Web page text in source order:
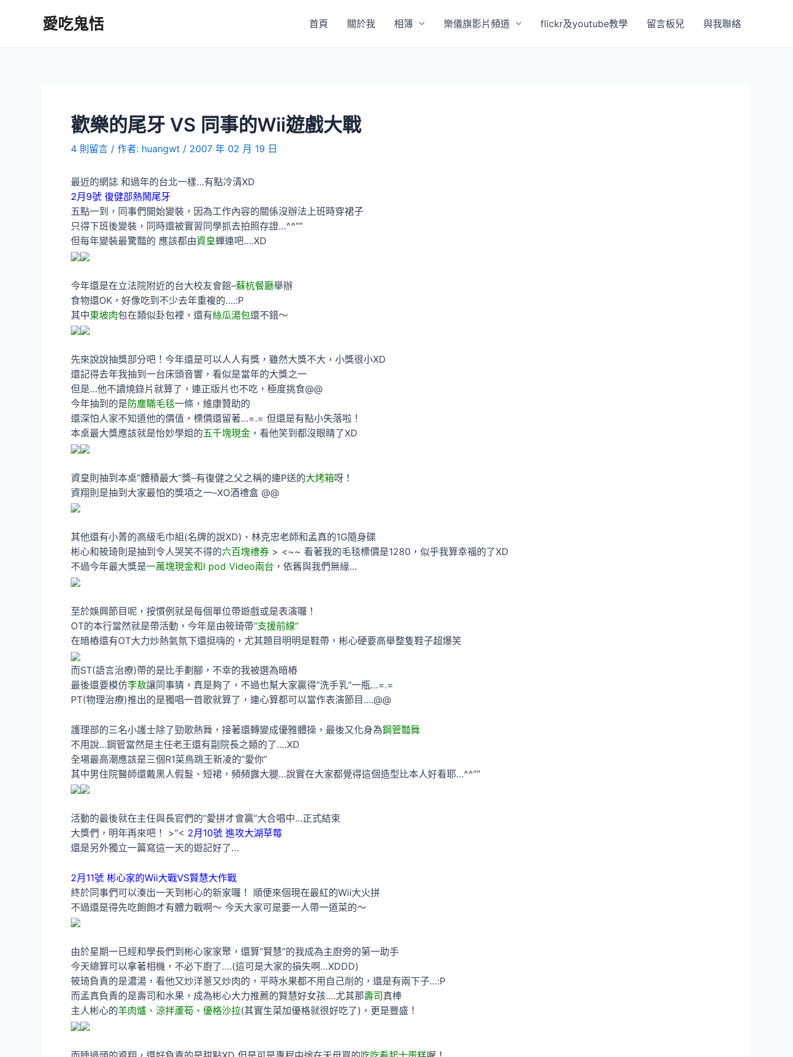
愛吃鬼恬 首頁 關於我 相簿 樂儀旗影片頻道 flickr及youtube教學 留言板兒 與我聯絡
歡樂的尾牙 VS 同事的Wii遊戲大戰
4 則留言 / 作者: huangwt / 2007 年 02 月 19 日
最近的網誌 和過年的台北一樣…有點冷清XD
2月9號 復健部熱鬧尾牙
五點一到，同事們開始變裝，因為工作內容的關係沒辦法上班時穿裙子
只得下班後變裝，同時還被實習同學抓去拍照存證…^^””
但每年變裝最驚豔的 應該都由資皇蟬連吧….XD
今年還是在立法院附近的台大校友會館–蘇杭餐廳舉辦
食物還OK，好像吃到不少去年重複的….:P
其中東坡肉包在類似卦包裡，還有絲瓜湯包還不錯～
先來說說抽獎部分吧！今年還是可以人人有獎，雖然大獎不大，小獎很小XD
還記得去年我抽到一台床頭音響，看似是當年的大獎之一
但是…他不讀燒錄片就算了，連正版片也不吃，極度挑食@@
今年抽到的是防塵瞞毛毯一條，維康贊助的
還深怕人家不知道他的價值，標價還留著…=.= 但還是有點小失落啦！
本桌最大獎應該就是怡妙學姐的五千塊現金 ，看他笑到都沒眼睛了XD
資皇則抽到本桌”體積最大”獎–有復健之父之稱的連P送的大烤箱呀！
資翔則是抽到大家最怕的獎項之一–XO酒禮盒 @@
其他還有小菁的高級毛巾組(名牌的說XD)、林克忠老師和孟真的1G隨身碟
彬心和筱琦則是抽到令人哭笑不得的六百塊禮券 > <~~ 看著我的毛毯標價是1280，似乎我算幸福的了XD
不過今年最大獎是一萬塊現金和I pod Video兩台 ，依舊與我們無緣…
至於娛興節目呢，按慣例就是每個單位帶遊戲或是表演囉！
OT的本行當然就是帶活動，今年是由筱琦帶“支援前線”
在暗樁還有OT大力炒熱氣氛下還挺嗨的，尤其題目明明是鞋帶，彬心硬要高舉整隻鞋子超爆笑
而ST(語言治療)帶的是比手劃腳，不幸的我被選為暗樁
最後還要模仿李敖讓同事猜，真是夠了，不過也幫大家贏得”洗手乳”一瓶…=.=
PT(物理治療)推出的是獨唱一首歌就算了，連心算都可以當作表演節目….@@
護理部的三名小護士除了勁歌熱舞，接著還轉變成優雅體操，最後又化身為鋼管豔舞
不用說…鋼管當然是主任老王還有副院長之類的了….XD
全場最高潮應該是三個R1菜鳥跳王新凌的”愛你”
其中男住院醫師還戴黑人假髮、短裙，頻頻露大腿…說實在大家都覺得這個造型比本人好看耶…^^””
活動的最後就在主任與長官們的”愛拼才會贏”大合唱中…正式結束
大獎們，明年再來吧！ >”< 2月10號 進攻大湖草莓
還是另外獨立一篇寫這一天的遊記好了…
2月11號 彬心家的Wii大戰VS賢慧大作戰
終於同事們可以湊出一天到彬心的新家囉！ 順便來個現在最紅的Wii大火拼
不過還是得先吃飽飽才有體力戰啊～ 今天大家可是要一人帶一道菜的～
由於星期一已經和學長們到彬心家家聚，還算”賢慧”的我成為主廚旁的第一助手
今天總算可以拿著相機，不必下廚了….(這可是大家的損失啊…XDDD)
筱琦負責的是濃湯，看他又炒洋蔥又炒肉的，平時水果都不用自己削的，還是有兩下子…:P
而孟真負責的是壽司和水果，成為彬心大力推薦的賢慧好女孩….尤其那壽司 真棒
主人彬心的羊肉爐、涼拌蘆筍、優格沙拉(其實生菜加優格就很好吃了)，更是豐盛！